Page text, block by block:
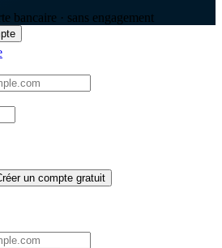
bancaire · sans engagement
un compte gratuit